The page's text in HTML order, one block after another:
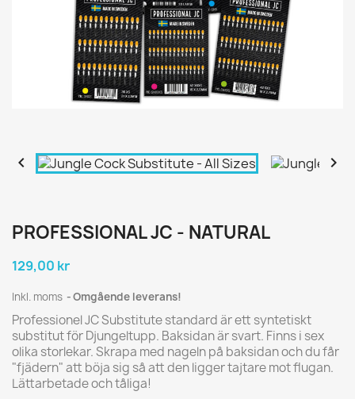
 
PROFESSIONAL JC - NATURAL
129,00 kr
Inkl. moms Omgående leverans!
Professionel JC Substitute standard är ett syntetiskt
substitut för Djungeltupp. Baksidan är svart. Finns i sex
olika storlekar. Skrapa med nageln på baksidan och du får
"fjädern" att böja sig så att den ligger tajtare mot flugan.
Lättarbetade och tåliga!